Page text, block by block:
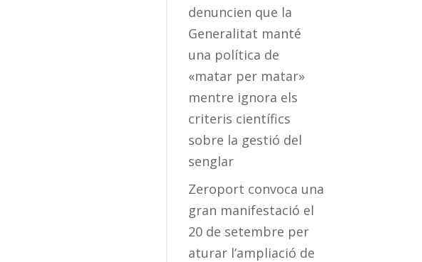
denuncien que la
Generalitat manté
una política de
«matar per matar»
mentre ignora els
criteris científics
sobre la gestió del
senglar
Zeroport convoca una
gran manifestació el
20 de setembre per
aturar l’ampliació de